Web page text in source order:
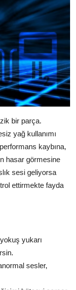
bir parça.
yağ kullanımı
kaybına,
hasar görmesine
sesi geliyorsa
ettirmekte fayda
yukarı
sesler,